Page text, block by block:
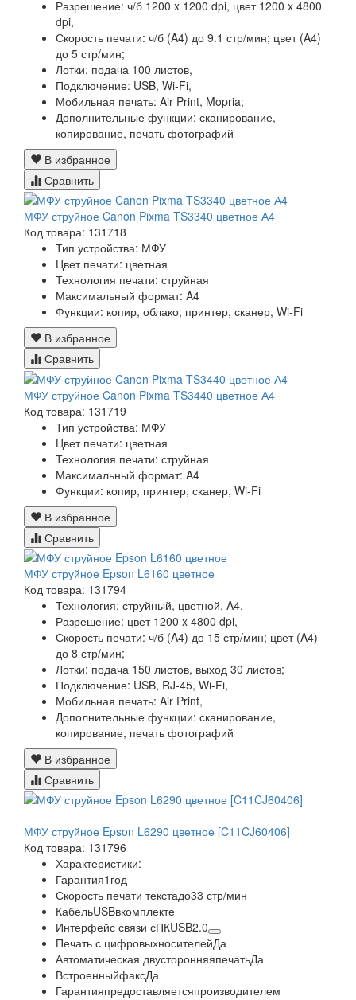
Разрешение: ч/б 1200 x 1200 dpi, цвет 1200 x 4800
dpi,
Скорость печати: ч/б (A4) до 9.1 стр/мин; цвет (A4)
до 5 стр/мин;
Лотки: подача 100 листов,
Подключение: USB, Wi-Fi,
Мобильная печать: Air Print, Mopria;
Дополнительные функции: сканирование,
копирование, печать фотографий
В избранное
Сравнить
МФУ струйное Canon Pixma TS3340 цветное А4
Код товара: 131718
Тип устройства: МФУ
Цвет печати: цветная
Технология печати: струйная
Максимальный формат: A4
Функции: копир, облако, принтер, сканер, Wi-Fi
В избранное
Сравнить
МФУ струйное Canon Pixma TS3440 цветное А4
Код товара: 131719
Тип устройства: МФУ
Цвет печати: цветная
Технология печати: струйная
Максимальный формат: A4
Функции: копир, принтер, сканер, Wi-Fi
В избранное
Сравнить
МФУ струйное Epson L6160 цветное
Код товара: 131794
Технология: струйный, цветной, A4,
Разрешение: цвет 1200 x 4800 dpi,
Скорость печати: ч/б (A4) до 15 стр/мин; цвет (A4)
до 8 стр/мин;
Лотки: подача 150 листов, выход 30 листов;
Подключение: USB, RJ-45, Wi-Fi,
Мобильная печать: Air Print,
Дополнительные функции: сканирование,
копирование, печать фотографий
В избранное
Сравнить
МФУ струйное Epson L6290 цветное [C11CJ60406]
Код товара: 131796
Характеристики:
Гарантия1 год
Скорость печати текстадо33 стр/мин
КабельUSBвкомплекте
Интерфейс связи сПКUSB2.0
Печать с цифровыхносителейДа
Автоматическая двусторонняяпечатьДа
ВстроенныйфаксДа
Гарантияпредоставляетсяпроизводителем